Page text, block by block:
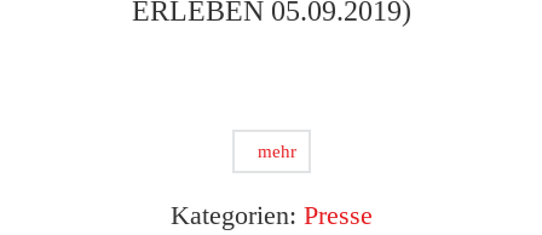
ERLEBEN 05.09.2019)
mehr
Kategorien: Presse